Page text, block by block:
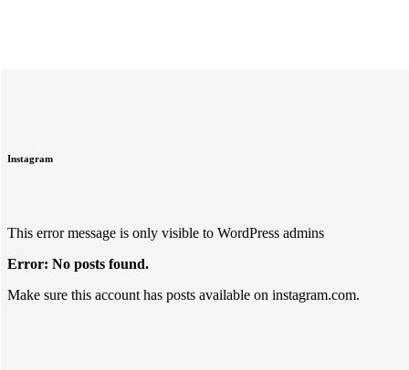
Instagram
This error message is only visible to WordPress admins
Error: No posts found.
Make sure this account has posts available on instagram.com.